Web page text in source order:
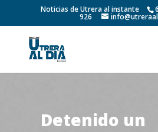
Noticias de Utrera al instante
926
Detenido un